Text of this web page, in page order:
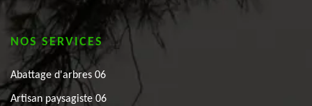
NOS SERVICES
Abattage d'arbres 06
Artisan paysagiste 06